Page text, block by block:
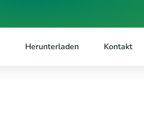
Herunterladen Kontakt